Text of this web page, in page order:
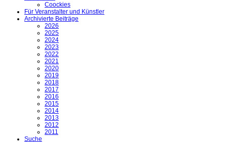
Coockies
Für Veranstalter und Künstler
Archivierte Beiträge
2026
2025
2024
2023
2022
2021
2020
2019
2018
2017
2016
2015
2014
2013
2012
2011
Suche